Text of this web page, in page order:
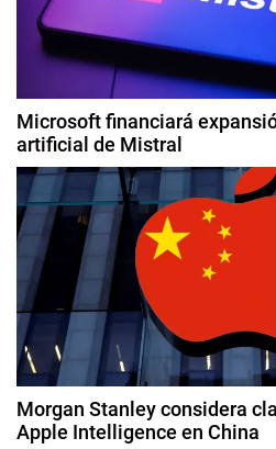
Microsoft financiará
artificial de Mistral
Morgan Stanley considera
Apple Intelligence en China